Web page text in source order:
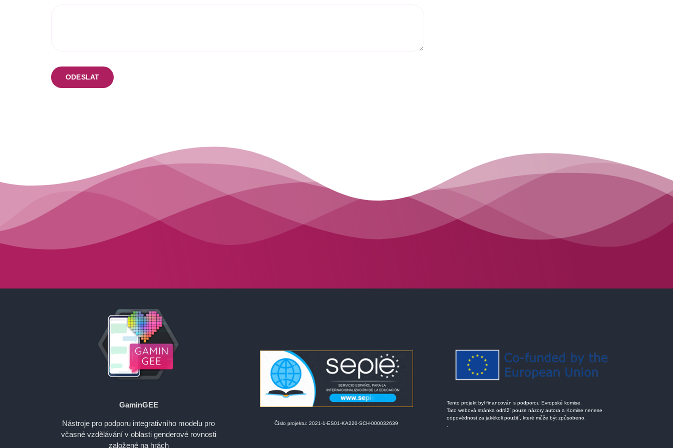
ODESLAT
GaminGEE
Nástroje pro podporu integrativního modelu pro
včasné vzdělávání v oblasti genderové rovnosti
založené na hrách
Číslo projektu: 2021-1-ES01-KA220-SCH-000032639
Tento projekt byl financován s podporou Evropské komise.
Tato webová stránka odráží pouze názory autora a Komise nenese
odpovědnost za jakékoli použití, které může být způsobeno.